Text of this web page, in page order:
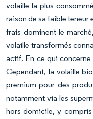
volaille la plus
raison de sa faible teneur
frais dominent le
volaille transformés
actif. En ce qui
Cependant, la volaille
premium pour des
notamment via les
hors domicile, y compris